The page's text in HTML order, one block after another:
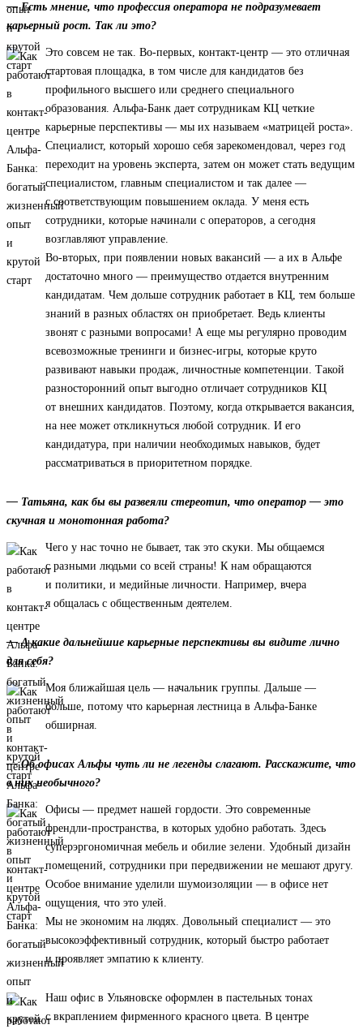
— Есть мнение, что профессия оператора не подразумевает
карьерный рост. Так ли это?
Это совсем не так. Во-первых, контакт-центр — это отличная
стартовая площадка, в том числе для кандидатов без
профильного высшего или среднего специального
образования. Альфа-Банк дает сотрудникам КЦ четкие
карьерные перспективы — мы их называем «матрицей роста».
Специалист, который хорошо себя зарекомендовал, через год
переходит на уровень эксперта, затем он может стать ведущим
специалистом, главным специалистом и так далее —
с соответствующим повышением оклада. У меня есть
сотрудники, которые начинали с операторов, а сегодня
возглавляют управление.
Во-вторых, при появлении новых вакансий — а их в Альфе
достаточно много — преимущество отдается внутренним
кандидатам. Чем дольше сотрудник работает в КЦ, тем больше
знаний в разных областях он приобретает. Ведь клиенты
звонят с разными вопросами! А еще мы регулярно проводим
всевозможные тренинги и бизнес-игры, которые круто
развивают навыки продаж, личностные компетенции. Такой
разносторонний опыт выгодно отличает сотрудников КЦ
от внешних кандидатов. Поэтому, когда открывается вакансия,
на нее может откликнуться любой сотрудник. И его
кандидатура, при наличии необходимых навыков, будет
рассматриваться в приоритетном порядке.
— Татьяна, как бы вы развеяли стереотип, что оператор — это
скучная и монотонная работа?
Чего у нас точно не бывает, так это скуки. Мы общаемся
с разными людьми со всей страны! К нам обращаются
и политики, и медийные личности. Например, вчера
я общалась с общественным деятелем.
— А какие дальнейшие карьерные перспективы вы видите лично
для себя?
Моя ближайшая цель — начальник группы. Дальше —
больше, потому что карьерная лестница в Альфа-Банке
обширная.
— Об офисах Альфы чуть ли не легенды слагают. Расскажите, что
в них необычного?
Офисы — предмет нашей гордости. Это современные
френдли-пространства, в которых удобно работать. Здесь
суперэргономичная мебель и обилие зелени. Удобный дизайн
помещений, сотрудники при передвижении не мешают другу.
Особое внимание уделили шумоизоляции — в офисе нет
ощущения, что это улей.
Мы не экономим на людях. Довольный специалист — это
высокоэффективный сотрудник, который быстро работает
и проявляет эмпатию к клиенту.
Наш офис в Ульяновске оформлен в пастельных тонах
с вкраплением фирменного красного цвета. В центре